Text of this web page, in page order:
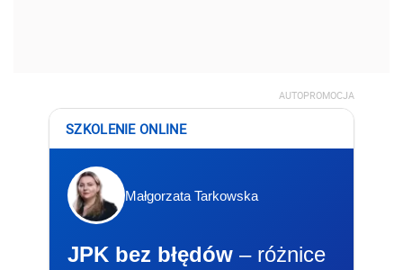
AUTOPROMOCJA
SZKOLENIE ONLINE
Małgorzata Tarkowska
JPK bez błędów – różnice